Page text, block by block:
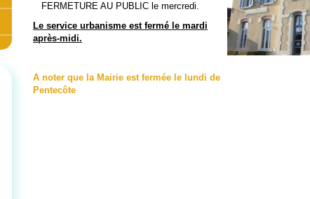
FERMETURE AU PUBLIC le mercredi.
Le service urbanisme est fermé le mardi
après-midi.
A noter que la Mairie est fermée le lundi de
Pentecôte